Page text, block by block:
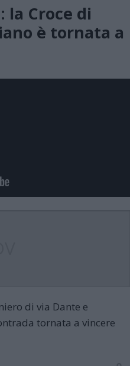
la Croce di
è tornata a
di via Dante e
tornata a vincere